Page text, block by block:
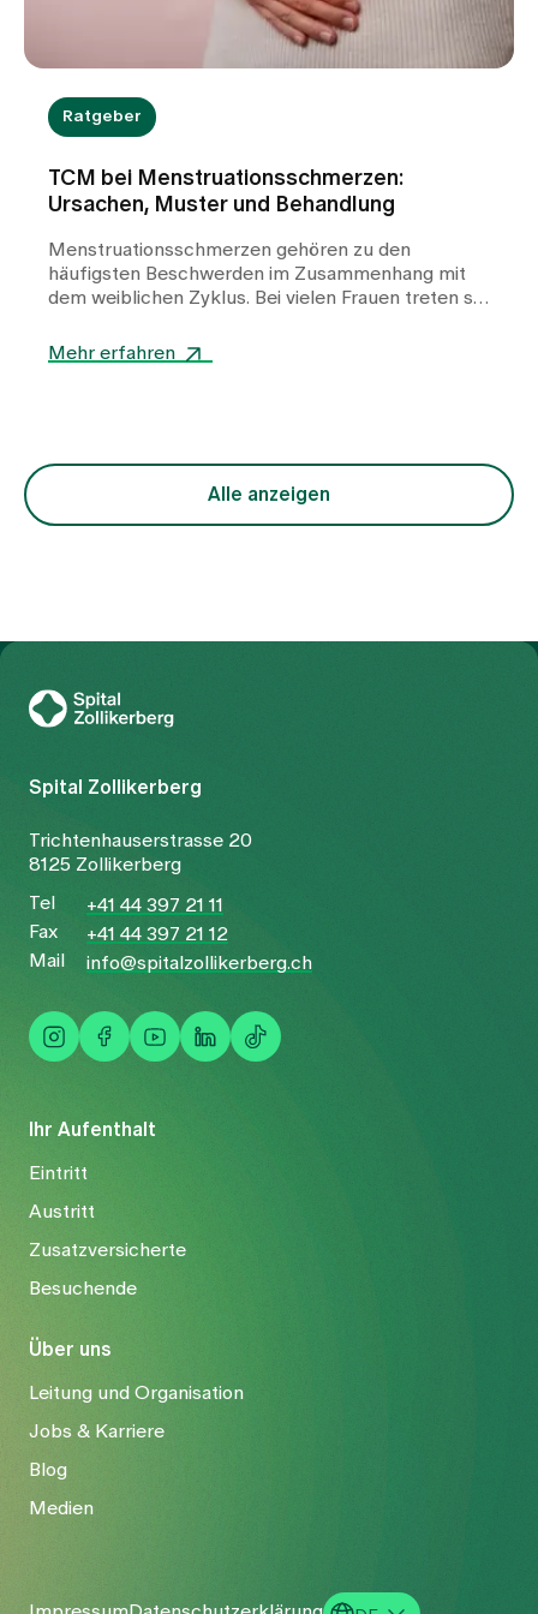
Ratgeber
TCM bei Menstruationsschmerzen:
Ursachen, Muster und Behandlung
Menstruationsschmerzen gehören zu den
häufigsten Beschwerden im Zusammenhang mit
dem weiblichen Zyklus. Bei vielen Frauen treten sie
deutlich beeinträchtigen. In unserer TCM-Praxis
im Körper. Im Zentrum steht dabei die Frage,
warum der freie Fluss von Qi (Lebensenergie) und
Mehr erfahren
Alle anzeigen
Ihr Aufenthalt
Eintritt
Austritt
Zusatzversicherte
Besuchende
Über uns
Leitung und Organisation
Jobs & Karriere
Blog
Medien
Spital Zollikerberg
Trichtenhauserstrasse 20
8125 Zollikerberg
Tel
+41 44 397 21 11
Fax
+41 44 397 21 12
Mail
info@spitalzollikerberg.ch